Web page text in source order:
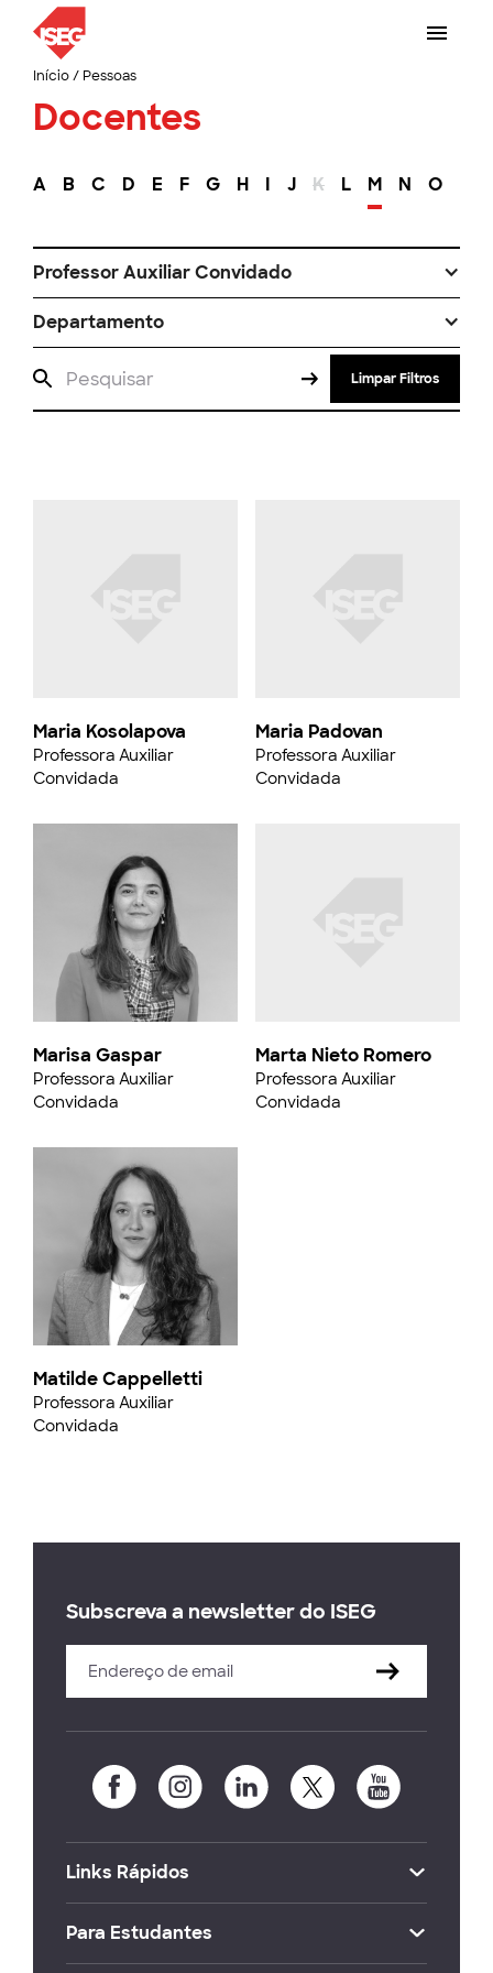
Início/ Pessoas
Docentes
A B C D E F G H I J K L M N O
Professor Auxiliar Convidado
Departamento
Limpar Filtros
Maria Kosolapova
Professora Auxiliar
Convidada
Marisa Gaspar
Professora Auxiliar
Convidada
Matilde Cappelletti
Professora Auxiliar
Convidada
Maria Padovan
Professora Auxiliar
Convidada
Marta Nieto Romero
Professora Auxiliar
Convidada
Subscreva a newsletter do ISEG
Links Rápidos
Para Estudantes